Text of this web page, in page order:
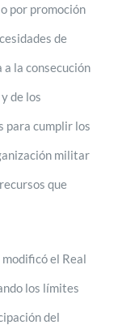
por promoción
de
a la consecución
de los
para cumplir los
militar
que
el Real
los límites
del